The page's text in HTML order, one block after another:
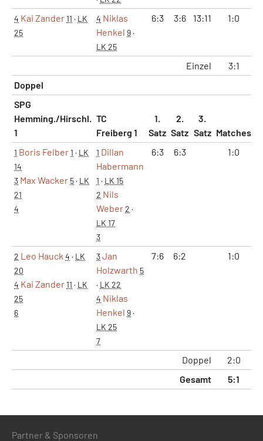
4 Kai Zander11 · LK
25
4 Niklas
Henkel 9·
LK 25
6:3 3:6 13:11 1:0
Einzel 3:1
Doppel
SPG
Hemming./Hirschl.
1
TC
Freiberg 1
1.
Satz
2.
Satz
3.
Satz Matches
1 Boris Felber1 · LK
14
3 Max Wacker 5· LK
21
4
1 Dillan
Habermann
1 · LK 15
2 Nils
Weber2 ·
LK 17
3
6:3 6:3 1:0
2 Leo Hauck 4 · LK
20
4 Kai Zander11 · LK
25
6
3Jan
Holzwarth 5
· LK 22
4 Niklas
Henkel 9·
LK 25
7
7:6 6:2 1:0
Doppel 2:0
Gesamt
5:1
Partner & Sponsoren